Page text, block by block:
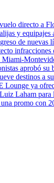
directo a
y
de nuevas
Miami-
aprobó
destinos a
Lounge ya
Laham
promo con